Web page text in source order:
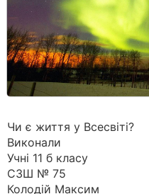
Чи є життя у Всесвіті?
Виконали
Учні 11 б класу
СЗШ № 75
Колодій Максим